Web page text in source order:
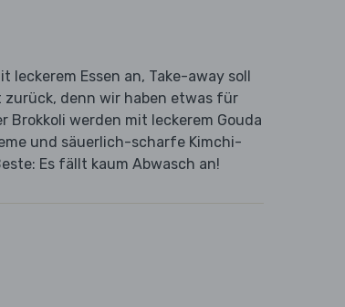
Essen an, Take-away soll
denn wir haben etwas für
werden mit leckerem Gouda
und säuerlich-scharfe Kimchi-
Es fällt kaum Abwasch an!